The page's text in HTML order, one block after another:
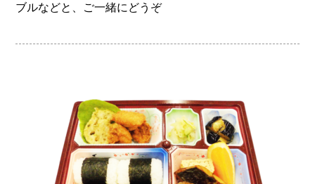
ブルなどと、ご一緒にどうぞ